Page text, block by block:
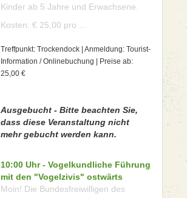
Kinder ab 5 Jahre und Erwachsene.
Kosten: € 25,00 pro ...
Treffpunkt: Trockendock | Anmeldung: Tourist-
Information / Onlinebuchung | Preise ab:
25,00 €
Ausgebucht - Bitte beachten Sie,
dass diese Veranstaltung nicht
mehr gebucht werden kann.
10:00 Uhr - Vogelkundliche Führung
mit den "Vogelzivis" ostwärts
Moin! Die Bundesfreiwilligen des